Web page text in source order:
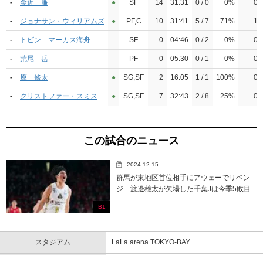
- 金近 廉 ●︎ SF 14 31:31 0 / 0 0% 0
- ジョナサン・ウィリアムズ ●︎ PF,C 10 31:41 5 / 7 71% 1
- トビン マーカス海舟 SF 0 04:46 0 / 2 0% 0
- 荒尾 岳 PF 0 05:30 0 / 1 0% 0
- 原 修太 ●︎ SG,SF 2 16:05 1 / 1 100% 0
- クリストファー・スミス ●︎ SG,SF 7 32:43 2 / 8 25% 0
この試合のニュース
B1
2024.12.15
群馬が東地区首位相手にアウェーでリベン
ジ…渡邊雄太が欠場した千葉Jは今季5敗目
スタジアム LaLa arena TOKYO-BAY